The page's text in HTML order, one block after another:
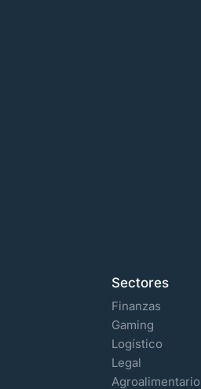
Sectores
Finanzas
Gaming
Logístico
Legal
Agroalimentario